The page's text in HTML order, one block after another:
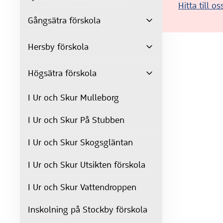
Gångsätra förskola
Hersby förskola
Högsätra förskola
I Ur och Skur Mulleborg
I Ur och Skur På Stubben
I Ur och Skur Skogsgläntan
I Ur och Skur Utsikten förskola
I Ur och Skur Vattendroppen
Inskolning på Stockby förskola
Hitta till